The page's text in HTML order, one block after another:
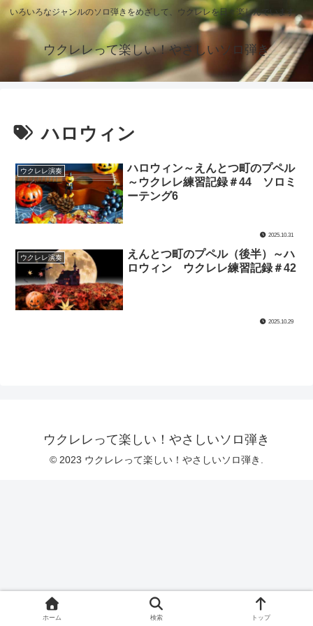
いろいろなジャンルのソロ弾きをめざして、ウクレレを日々楽しんでいます。
ウクレレって楽しい！やさしいソロ弾き
ハロウィン
ウクレレ演奏
ハロウィン～えんとつ町のプペル
～ウクレレ練習記録＃44 ソロミ
ーテング6
2025.10.31
ウクレレ演奏
えんとつ町のプペル（後半）～ハ
ロウィン ウクレレ練習記録＃42
2025.10.29
ウクレレって楽しい！やさしいソロ弾き
© 2023 ウクレレって楽しい！やさしいソロ弾き.
ホーム 検索 トップ